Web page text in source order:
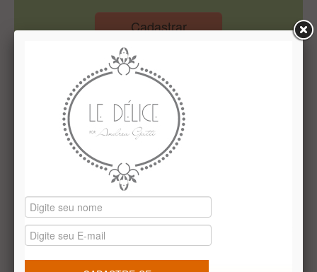
Cadastrar
Institucional
Quem Somos
Le Délice Atelier
Lista de comparação
Vale presentes
Produtos temáticos